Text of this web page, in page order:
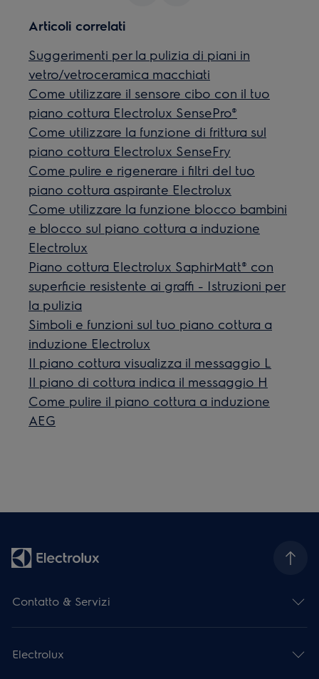
Articoli correlati
Suggerimenti per la pulizia di piani in
vetro/vetroceramica macchiati
Come utilizzare il sensore cibo con il tuo
piano cottura Electrolux SensePro®
Come utilizzare la funzione di frittura sul
piano cottura Electrolux SenseFry
Come pulire e rigenerare i filtri del tuo
piano cottura aspirante Electrolux
Come utilizzare la funzione blocco bambini
e blocco sul piano cottura a induzione
Electrolux
Piano cottura Electrolux SaphirMatt® con
superficie resistente ai graffi - Istruzioni per
la pulizia
Simboli e funzioni sul tuo piano cottura a
induzione Electrolux
Il piano cottura visualizza il messaggio L
Il piano di cottura indica il messaggio H
Come pulire il piano cottura a induzione
AEG
Contatto & Servizi
Electrolux